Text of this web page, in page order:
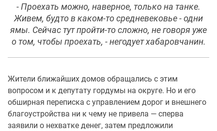
- Проехать можно, наверное, только на танке.
Живем, будто в каком-то средневековье - одни
ямы. Сейчас тут пройти-то сложно, не говоря уже
о том, чтобы проехать, - негодует хабаровчанин.
Жители ближайших домов обращались с этим
вопросом и к депутату гордумы на округе. Но и его
обширная переписка с управлением дорог и внешнего
благоустройства ни к чему не привела — сперва
заявили о нехватке денег, затем предложили